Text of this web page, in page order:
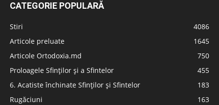
CATEGORIE POPULARĂ
Stiri
4086
Articole preluate
1645
Articole Ortodoxia.md
750
Proloagele Sfinților și a Sfintelor
455
6. Acatiste închinate Sfinților și Sfintelor
183
Rugăciuni
163